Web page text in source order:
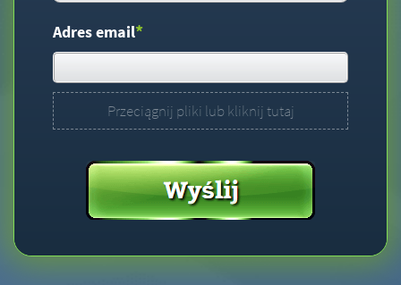
Adres email*
Przeciągnij pliki lub kliknij tutaj